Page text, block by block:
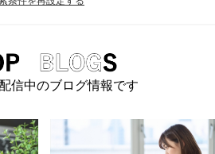
信中のブログ情報です